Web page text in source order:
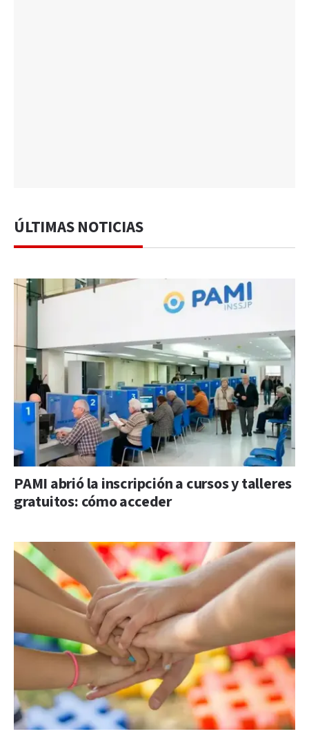
ÚLTIMAS NOTICIAS
PAMI abrió la inscripción a cursos y talleres
gratuitos: cómo acceder